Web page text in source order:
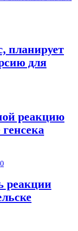
планирует
для
реакцию
0
реакции